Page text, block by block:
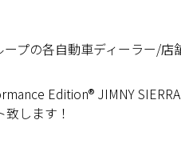
プの各自動車ディーラー/店
Edition® JIMNY SIERRA
します！